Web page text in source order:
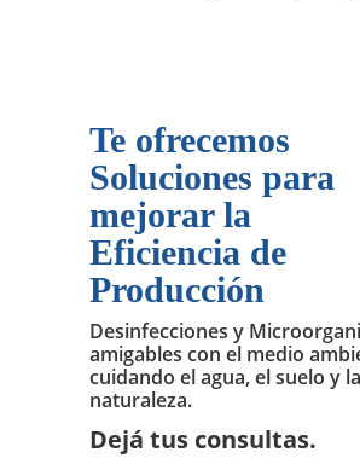
Te ofrecemos
Soluciones para
mejorar la
Eficiencia de
Producción
Desinfecciones y
amigables con el medio
cuidando el agua, el suelo y la
naturaleza.
Dejá tus consultas.